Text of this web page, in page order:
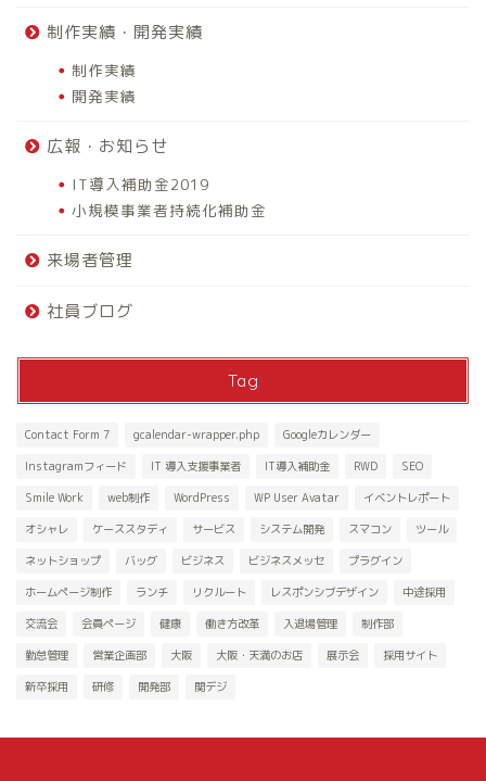
制作実績・開発実績
制作実績
開発実績
広報・お知らせ
IT導入補助金2019
小規模事業者持続化補助金
来場者管理
社員ブログ
Tag
Contact Form 7 gcalendar-wrapper.php Googleカレンダー
Instagramフィード IT 導入支援事業者 IT導入補助金 RWD SEO
Smile Work web制作 WordPress WP User Avatar イベントレポート
オシャレ ケーススタディ サービス システム開発 スマコン ツール
ネットショップ バッグ ビジネス ビジネスメッセ プラグイン
ホームページ制作 ランチ リクルート レスポンシブデザイン 中途採用
交流会 会員ページ 健康 働き方改革 入退場管理 制作部
勤怠管理 営業企画部 大阪 大阪・天満のお店 展示会 採用サイト
新卒採用 研修 開発部 関デジ